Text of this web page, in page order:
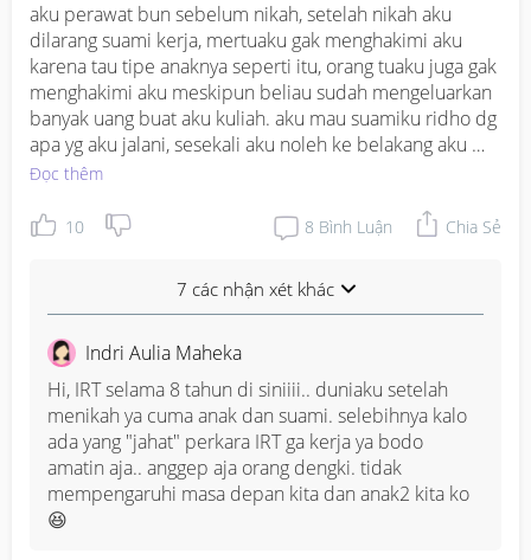
aku perawat bun sebelum nikah, setelah nikah aku
dilarang suami kerja, mertuaku gak menghakimi aku
karena tau tipe anaknya seperti itu, orang tuaku juga gak
menghakimi aku meskipun beliau sudah mengeluarkan
banyak uang buat aku kuliah. aku mau suamiku ridho dg
apa yg aku jalani, sesekali aku noleh ke belakang aku
juga rindu masa2 berkarir tp disisi lain suamiku bisa
ada org knp gak kerja lagi dll aku selalu tutup telinga
karena aku punya suami dan aku pingin till jannah
kecuali kalau emg suami gak bisa mencukupi bahkan
ekonomi keluarga, gitu si kata suamiku
Đọc thêm
10 8 Bình Luận Chia Sẻ
7 các nhận xét khác
Indri Aulia Maheka
Hi, IRT selama 8 tahun di siniiii.. duniaku setelah
menikah ya cuma anak dan suami. selebihnya kalo
ada yang "jahat" perkara IRT ga kerja ya bodo
amatin aja.. anggep aja orang dengki. tidak
mempengaruhi masa depan kita dan anak2 kita ko
😆